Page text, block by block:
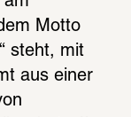
Motto
steht, mit
aus einer